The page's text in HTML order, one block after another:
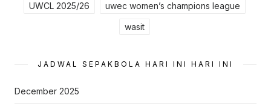
UWCL 2025/26 uwec women’s champions league
wasit
JADWAL SEPAKBOLA HARI INI HARI INI
December 2025